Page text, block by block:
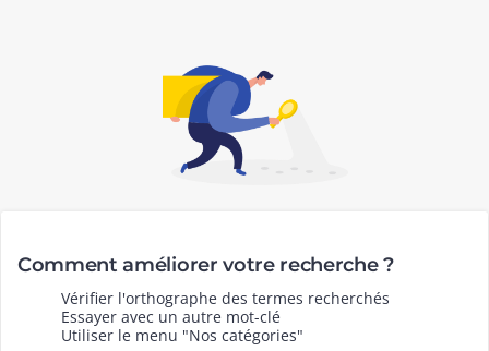
Comment améliorer votre recherche ?
Vérifier l'orthographe des termes recherchés
Essayer avec un autre mot-clé
Utiliser le menu "Nos catégories"